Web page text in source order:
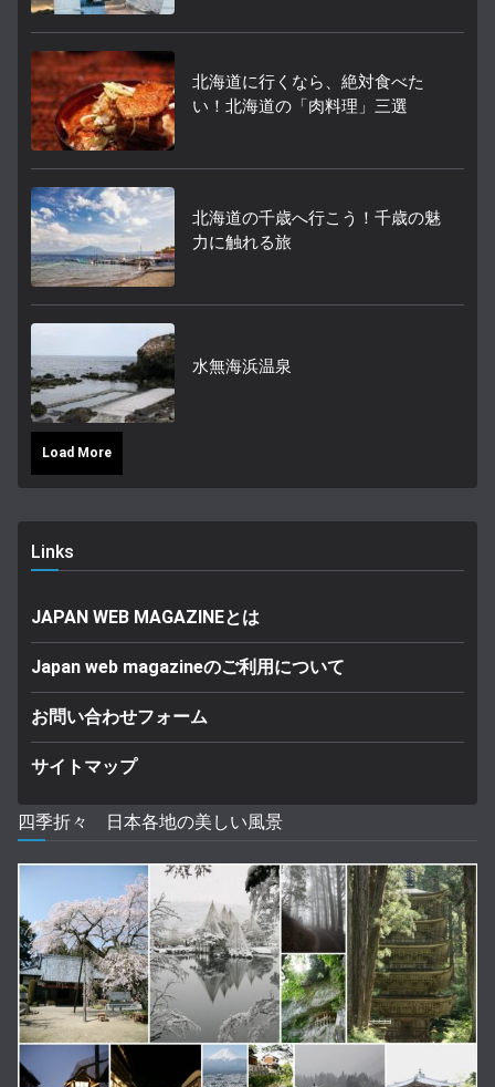
北海道に行くなら、絶対食べた
い！北海道の「肉料理」三選
北海道の千歳へ行こう！千歳の魅
力に触れる旅
水無海浜温泉
Load More
Links
JAPAN WEB MAGAZINEとは
Japan web magazineのご利用について
お問い合わせフォーム
サイトマップ
四季折々 日本各地の美しい風景